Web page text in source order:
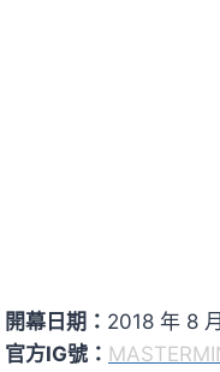
開幕日期： 2018 年 8
官方IG號：